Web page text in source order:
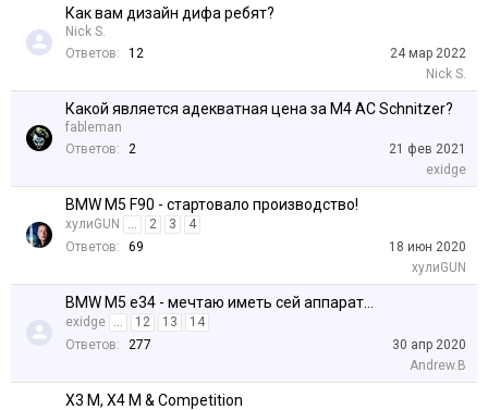
Как вам дизайн дифа ребят?
Nick S.
Ответов:
12
24 мар 2022
Nick S.
Какой является адекватная цена за M4 AC Schnitzer?
fableman
Ответов:
2
21 фев 2021
exidge
BMW M5 F90 - стартовало производство!
хулиGUN ... 2 3
4
Ответов:
69
18 июн 2020
хулиGUN
BMW M5 e34 - мечтаю иметь сей аппарат...
exidge ... 12 13
14
Ответов:
277
30 апр 2020
Andrew.B
X3 M, X4 M & Competition